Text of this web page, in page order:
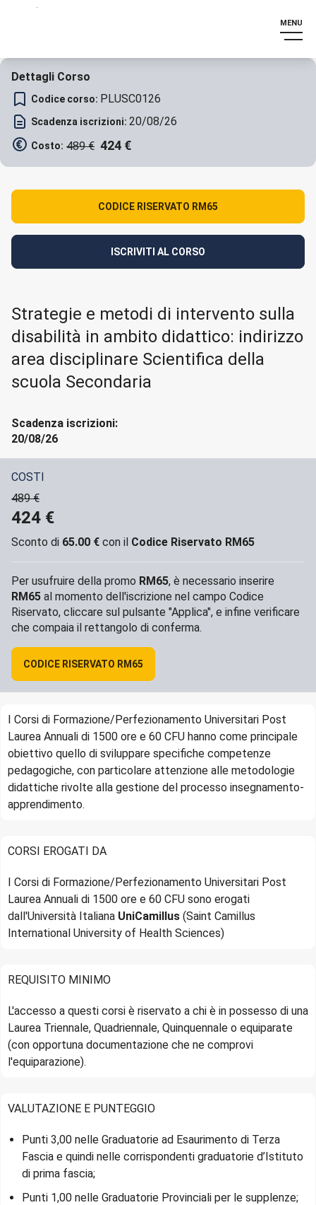
MENU
Strategie e metodi di intervento sulla
disabilità in ambito didattico: indirizzo
area disciplinare Scientifica della
scuola Secondaria
Scadenza iscrizioni:
20/08/26
COSTI
489€
424 €
Sconto di 65.00 € con il Codice Riservato RM65
Per usufruire della promo RM65, è necessario inserire
RM65 al momento dell'iscrizione nel campo Codice
Riservato, cliccare sul pulsante "Applica", e infine verificare
che compaia il rettangolo di conferma.
CODICE RISERVATO RM65
I Corsi di Formazione/Perfezionamento Universitari Post
Laurea Annuali di 1500 ore e 60 CFU hanno come principale
obiettivo quello di sviluppare specifiche competenze
pedagogiche, con particolare attenzione alle metodologie
didattiche rivolte alla gestione del processo insegnamento-
apprendimento.
CORSI EROGATI DA
I Corsi di Formazione/Perfezionamento Universitari Post
Laurea Annuali di 1500 ore e 60 CFU sono erogati
dall'Università Italiana UniCamillus (Saint Camillus
International University of Health Sciences)
REQUISITO MINIMO
L'accesso a questi corsi è riservato a chi è in possesso di una
Laurea Triennale, Quadriennale, Quinquennale o equiparate
(con opportuna documentazione che ne comprovi
l'equiparazione).
VALUTAZIONE E PUNTEGGIO
Punti 3,00 nelle Graduatorie ad Esaurimento di Terza
Fascia e quindi nelle corrispondenti graduatorie d’Istituto
di prima fascia;
Punti 1,00 nelle Graduatorie Provinciali per le supplenze;
Dettagli Corso
Codice corso: PLUSC0126
Scadenza iscrizioni: 20/08/26
Costo: 489€ 424 €
CODICE RISERVATO RM65
ISCRIVITI AL CORSO